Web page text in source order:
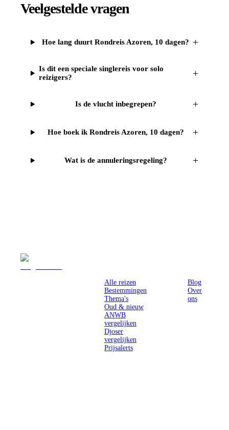
Veelgestelde vragen
Hoe lang duurt Rondreis Azoren, 10 dagen? +
Is dit een speciale singlereis voor solo
reizigers?
+
Is de vlucht inbegrepen? +
Hoe boek ik Rondreis Azoren, 10 dagen? +
Wat is de annuleringsregeling? +
Alle reizen
Bestemmingen
Thema's
Oud & nieuw
ANWB
vergelijken
Djoser
vergelijken
Prijsalerts
Blog
Over
ons